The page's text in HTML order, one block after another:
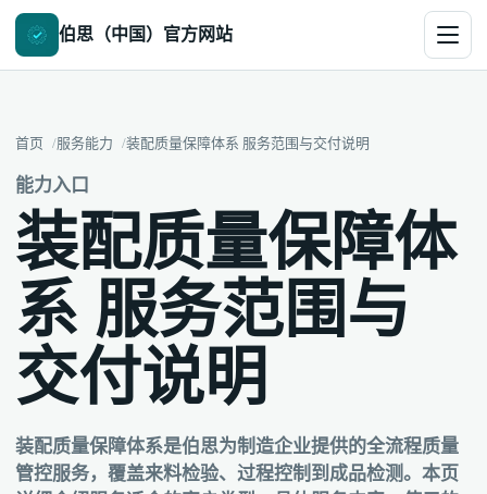
伯思（中国）官方网站
首页 服务能力 装配质量保障体系 服务范围与交付说明
能力入口
装配质量保障体
系 服务范围与
交付说明
装配质量保障体系是伯思为制造企业提供的全流程质量
管控服务，覆盖来料检验、过程控制到成品检测。本页